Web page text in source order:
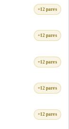
+12 pares
+12 pares
+12 pares
+12 pares
+12 pares